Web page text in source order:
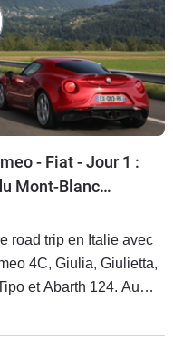
- Fiat - Jour 1 :
Mont-Blanc
road trip en Italie avec
4C, Giulia, Giulietta,
et Abarth 124. Au
de se mettre en